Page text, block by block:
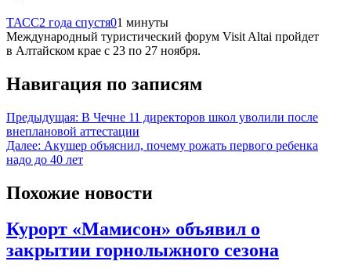
ТАСС2 года спустя01 минуты
Международный туристический форум Visit Altai пройдет
в Алтайском крае с 23 по 27 ноября.
Навигация по записям
Предыдущая: В Чечне 11 директоров школ уволили после
внеплановой аттестации
Далее: Акушер объяснил, почему рожать первого ребенка
надо до 40 лет
Похожие новости
Курорт «Мамисон» объявил о
закрытии горнолыжного сезона